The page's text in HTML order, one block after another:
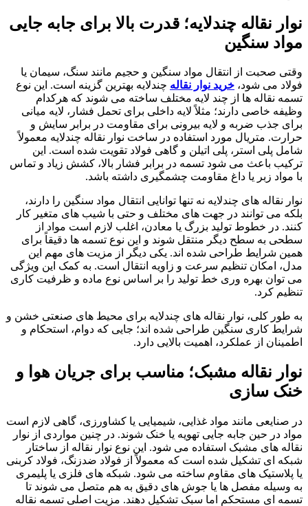
نوار نقاله چندلایه؛ قدرت بالا برای جابه جایی
مواد سنگین
وقتی صحبت از انتقال مواد سنگین و حجیم مانند سنگ، سیمان یا
فولاد می شود، خرید نوار نقاله چندلایه بهترین گزینه است. این نوع
تسمه نقاله ها از چند لایه مختلف ساخته می شوند که هرکدام
وظیفه خاصی دارند؛ مثلاً لایه داخلی برای تحمل فشار، لایه میانی
برای جذب ضربه و لایه بیرونی برای مقاومت در برابر سایش و
حرارت. متریال مورد استفاده در ساخت نوار نقاله چندلایه معمولاً
شامل پلی استر، پلی اتیلن و گاهی فولاد تقویت شده است. این
ترکیب باعث می شود تسمه در برابر فشار بالا، کشش زیاد و تماس
با مواد زبر یا داغ مقاومت چشمگیری داشته باشد.
نوار نقاله های چندلایه نه تنها توانایی انتقال مواد سنگین را دارند،
بلکه می توانند در جهت های مختلف و حتی با شیب های متغیر کار
کنند. در خطوط تولید بزرگ یا معادن، اغلب لازم است مواد از
سطحی به سطح دیگر منتقل شوند و این نوع تسمه ها دقیقاً برای
همین شرایط طراحی شده اند. یکی دیگر از مزیت های مهم این
مدل، امکان تنظیم سرعت و زاویه انتقال است. به کمک این ویژگی
می توان بهره وری خط تولید را بر اساس نوع ماده و ظرفیت کاری
تنظیم کرد.
به طور کلی، نوار نقاله های چندلایه برای محیط های صنعتی خشن و
شرایط کاری سنگین طراحی شده اند؛ جایی که دوام، استحکام و
اطمینان از عملکرد، اهمیت بالایی دارد.
نوار نقاله مشبک؛ مناسب برای جریان هوا و
خنک سازی
در صنایعی مانند مواد غذایی، شیمیایی یا کشاورزی، گاهی لازم است
مواد در حین جابه جایی تهویه یا خنک شوند. در چنین مواردی از نوار
نقاله های مشبک استفاده می شود. این نوع نوار نقاله از ساختار
شبکه ای تشکیل شده است که معمولاً از فولاد ضدزنگ، فولاد کربنی
یا پلاستیک های مقاوم ساخته می شود. شبکه های فلزی یا پلیمری
به وسیله مفصل ها یا جوش های دقیق به هم متصل می شوند تا
تسمه ای مستحکم اما سبک تشکیل دهند. مزیت اصلی تسمه نقاله